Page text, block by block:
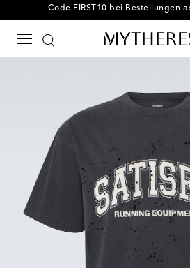
Code FIRST10 bei Bestellungen